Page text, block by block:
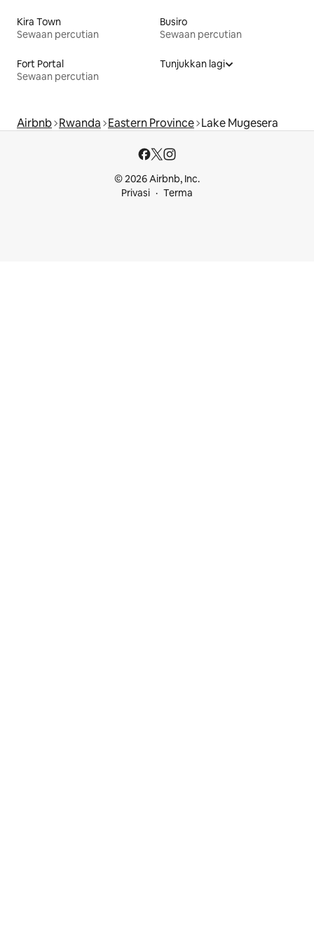
Kira Town
Sewaan percutian
Busiro
Sewaan percutian
Fort Portal
Sewaan percutian
Tunjukkan lagi
Airbnb Rwanda Eastern Province Lake Mugesera
© 2026 Airbnb, Inc.
Privasi
Terma